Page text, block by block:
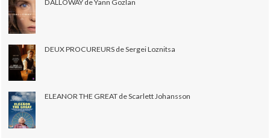
DALLOWAY de Yann Gozlan
DEUX PROCUREURS de Sergei Loznitsa
ELEANOR THE GREAT de Scarlett Johansson